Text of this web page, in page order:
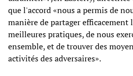
que l'accord «nous a permis de
manière de partager
meilleures pratiques, de nous
ensemble, et de trouver des
activités des adversaires».